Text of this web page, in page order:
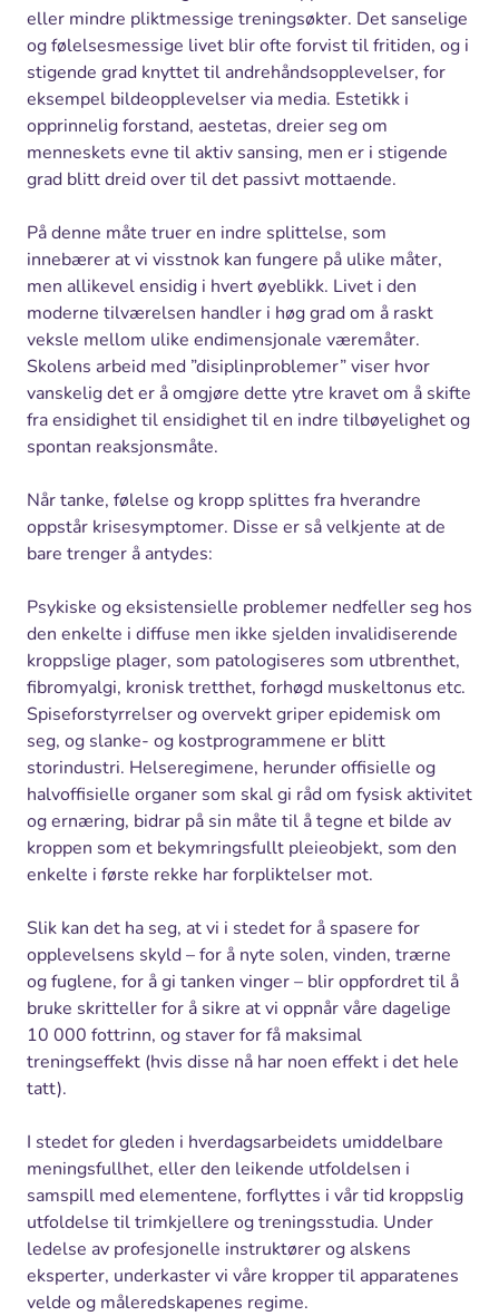
eller mindre pliktmessige treningsøkter. Det sanselige
og følelsesmessige livet blir ofte forvist til fritiden, og i
stigende grad knyttet til andrehåndsopplevelser, for
eksempel bildeopplevelser via media. Estetikk i
opprinnelig forstand, aestetas, dreier seg om
menneskets evne til aktiv sansing, men er i stigende
grad blitt dreid over til det passivt mottaende.
På denne måte truer en indre splittelse, som
innebærer at vi visstnok kan fungere på ulike måter,
men allikevel ensidig i hvert øyeblikk. Livet i den
moderne tilværelsen handler i høg grad om å raskt
veksle mellom ulike endimensjonale væremåter.
Skolens arbeid med ”disiplinproblemer” viser hvor
vanskelig det er å omgjøre dette ytre kravet om å skifte
fra ensidighet til ensidighet til en indre tilbøyelighet og
spontan reaksjonsmåte.
Når tanke, følelse og kropp splittes fra hverandre
oppstår krisesymptomer. Disse er så velkjente at de
bare trenger å antydes:
Psykiske og eksistensielle problemer nedfeller seg hos
den enkelte i diffuse men ikke sjelden invalidiserende
kroppslige plager, som patologiseres som utbrenthet,
fibromyalgi, kronisk tretthet, forhøgd muskeltonus etc.
Spiseforstyrrelser og overvekt griper epidemisk om
seg, og slanke- og kostprogrammene er blitt
storindustri. Helseregimene, herunder offisielle og
halvoffisielle organer som skal gi råd om fysisk aktivitet
og ernæring, bidrar på sin måte til å tegne et bilde av
kroppen som et bekymringsfullt pleieobjekt, som den
enkelte i første rekke har forpliktelser mot.
Slik kan det ha seg, at vi i stedet for å spasere for
opplevelsens skyld – for å nyte solen, vinden, trærne
og fuglene, for å gi tanken vinger – blir oppfordret til å
bruke skritteller for å sikre at vi oppnår våre dagelige
10 000 fottrinn, og staver for få maksimal
treningseffekt (hvis disse nå har noen effekt i det hele
tatt).
I stedet for gleden i hverdagsarbeidets umiddelbare
meningsfullhet, eller den leikende utfoldelsen i
samspill med elementene, forflyttes i vår tid kroppslig
utfoldelse til trimkjellere og treningsstudia. Under
ledelse av profesjonelle instruktører og alskens
eksperter, underkaster vi våre kropper til apparatenes
velde og måleredskapenes regime.